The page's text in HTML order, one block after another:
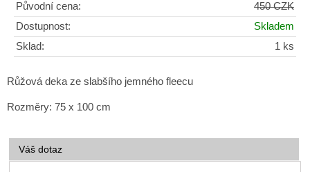
Původní cena:
450 CZK
Dostupnost:
Skladem
Sklad:
1 ks
Růžová deka ze slabšího jemného fleecu
Rozměry: 75 x 100 cm
Váš dotaz